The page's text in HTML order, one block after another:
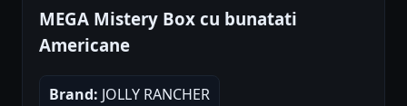
MEGA Mistery Box cu bunatati
Americane
Brand: JOLLY RANCHER